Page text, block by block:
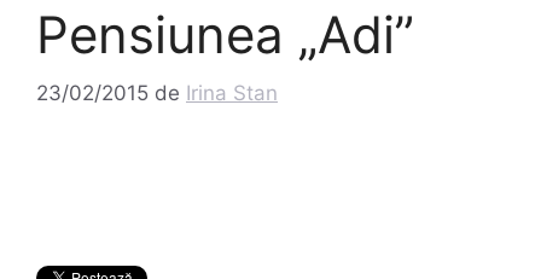
Pensiunea „Adi”
23/02/2015 de Irina Stan